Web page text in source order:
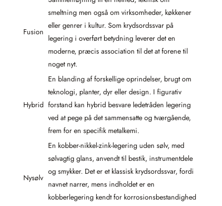
Fusion
smeltning men også om virksomheder, køkkener
eller genrer i kultur. Som krydsordssvar på
legering i overført betydning leverer det en
moderne, præcis association til det at forene til
noget nyt.
Hybrid
En blanding af forskellige oprindelser, brugt om
teknologi, planter, dyr eller design. I figurativ
forstand kan hybrid besvare ledetråden legering
ved at pege på det sammensatte og tværgående,
frem for en specifik metalkemi.
Nysølv
En kobber-nikkel-zink-legering uden sølv, med
sølvagtig glans, anvendt til bestik, instrumentdele
og smykker. Det er et klassisk krydsordssvar, fordi
navnet narrer, mens indholdet er en
kobberlegering kendt for korrosionsbestandighed